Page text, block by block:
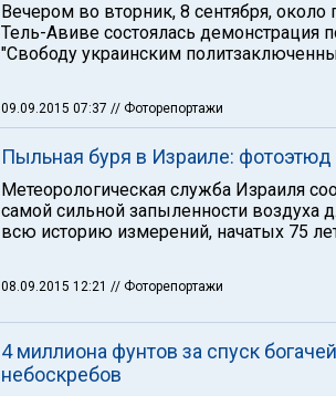
Вечером во вторник, 8 сентября, около
Тель-Авиве состоялась демонстрация
"Свободу украинским
09.09.2015 07:37 // Фоторепортажи
Пыльная буря в Израиле: фотоэтюд
Метеорологическая служба Израиля
самой сильной запыленности воздуха
всю историю измерений, начатых 75
08.09.2015 12:21 // Фоторепортажи
4 миллиона фунтов за спуск
небоскребов